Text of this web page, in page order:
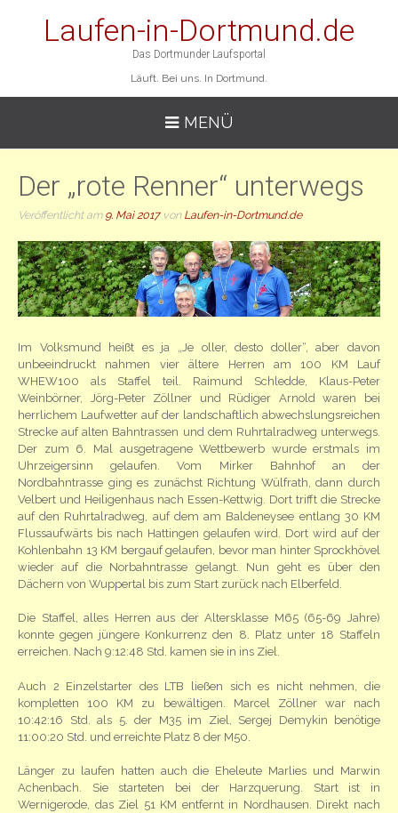
Laufen-in-Dortmund.de
Das Dortmunder Laufsportal
Läuft. Bei uns. In Dortmund.
MENÜ
Der „rote Renner“ unterwegs
Veröffentlicht am 9. Mai 2017von Laufen-in-Dortmund.de
Im Volksmund heißt es ja „Je oller, desto doller“, aber davon
unbeeindruckt nahmen vier ältere Herren am 100 KM Lauf
WHEW100 als Staffel teil. Raimund Schledde, Klaus-Peter
Weinbörner, Jörg-Peter Zöllner und Rüdiger Arnold waren bei
herrlichem Laufwetter auf der landschaftlich abwechslungsreichen
Strecke auf alten Bahntrassen und dem Ruhrtalradweg unterwegs.
Der zum 6. Mal ausgetragene Wettbewerb wurde erstmals im
Uhrzeigersinn gelaufen. Vom Mirker Bahnhof an der
Nordbahntrasse ging es zunächst Richtung Wülfrath, dann durch
Velbert und Heiligenhaus nach Essen-Kettwig. Dort trifft die Strecke
auf den Ruhrtalradweg, auf dem am Baldeneysee entlang 30 KM
Flussaufwärts bis nach Hattingen gelaufen wird. Dort wird auf der
Kohlenbahn 13 KM bergauf gelaufen, bevor man hinter Sprockhövel
wieder auf die Norbahntrasse gelangt. Nun geht es über den
Dächern von Wuppertal bis zum Start zurück nach Elberfeld.
Die Staffel, alles Herren aus der Altersklasse M65 (65-69 Jahre)
konnte gegen jüngere Konkurrenz den 8. Platz unter 18 Staffeln
erreichen. Nach 9:12:48 Std. kamen sie in ins Ziel.
Auch 2 Einzelstarter des LTB ließen sich es nicht nehmen, die
kompletten 100 KM zu bewältigen. Marcel Zöllner war nach
10:42:16 Std. als 5. der M35 im Ziel, Sergej Demykin benötige
11:00:20 Std. und erreichte Platz 8 der M50.
Länger zu laufen hatten auch die Eheleute Marlies und Marwin
Achenbach. Sie starteten bei der Harzquerung. Start ist in
Wernigerode, das Ziel 51 KM entfernt in Nordhausen. Direkt nach